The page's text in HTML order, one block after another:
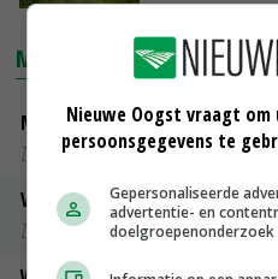
MARKTPRIJZEN
Magere melkpoeder
Zuivel weekprijzen
Volle melkpoeder
Zuivel weekprijzen
Nieuwe Oogst vraagt
persoonsgegevens te
Gepersonaliseerde
advertentie- en